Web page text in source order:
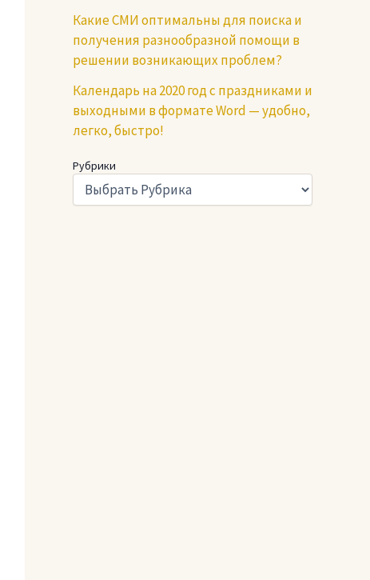
Какие СМИ оптимальны для поиска и
получения разнообразной помощи в
решении возникающих проблем?
Календарь на 2020 год с праздниками и
выходными в формате Word — удобно,
легко, быстро!
Рубрики